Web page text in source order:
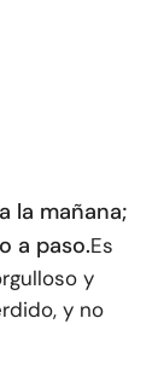
la mañana;
a paso.Es
y
y no